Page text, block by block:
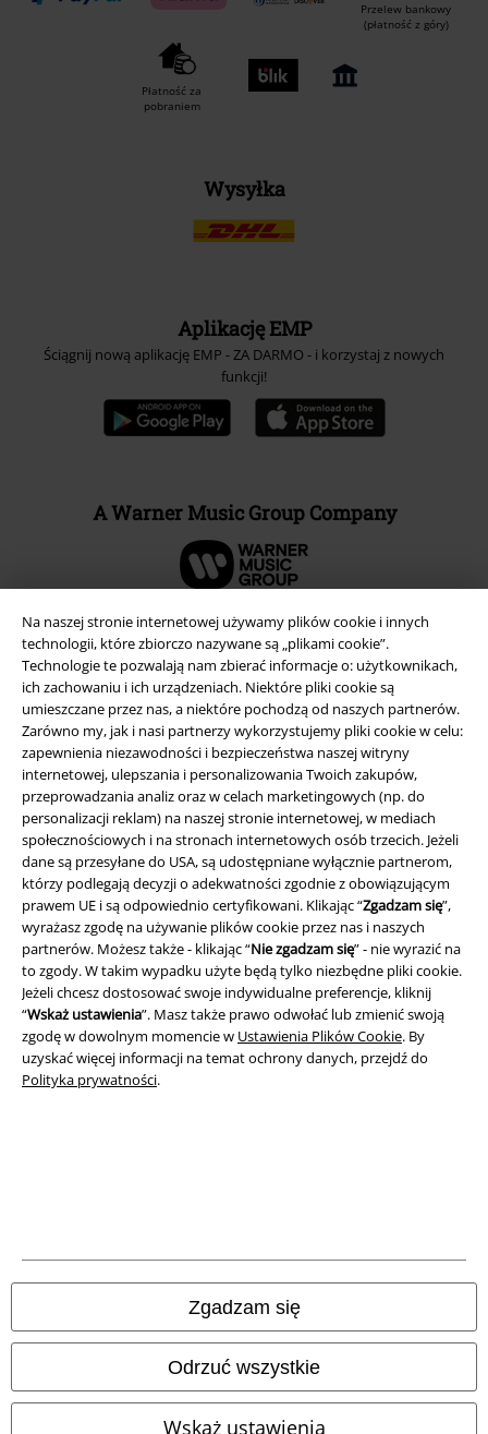
Na naszej stronie internetowej używamy plików cookie i innych
technologii, które zbiorczo nazywane są „plikami cookie”.
Technologie te pozwalają nam zbierać informacje o: użytkownikach,
ich zachowaniu i ich urządzeniach. Niektóre pliki cookie są
umieszczane przez nas, a niektóre pochodzą od naszych partnerów.
Zarówno my, jak i nasi partnerzy wykorzystujemy pliki cookie w celu:
zapewnienia niezawodności i bezpieczeństwa naszej witryny
internetowej, ulepszania i personalizowania Twoich zakupów,
przeprowadzania analiz oraz w celach marketingowych (np. do
personalizacji reklam) na naszej stronie internetowej, w mediach
społecznościowych i na stronach internetowych osób trzecich. Jeżeli
dane są przesyłane do USA, są udostępniane wyłącznie partnerom,
którzy podlegają decyzji o adekwatności zgodnie z obowiązującym
prawem UE i są odpowiednio certyfikowani. Klikając “Zgadzam się”,
wyrażasz zgodę na używanie plików cookie przez nas i naszych
partnerów. Możesz także - klikając “Nie zgadzam się” - nie wyrazić na
to zgody. W takim wypadku użyte będą tylko niezbędne pliki cookie.
Jeżeli chcesz dostosować swoje indywidualne preferencje, kliknij
“Wskaż ustawienia”. Masz także prawo odwołać lub zmienić swoją
zgodę w dowolnym momencie w Ustawienia Plików Cookie. By
uzyskać więcej informacji na temat ochrony danych, przejdź do
Polityka prywatności.
Zgadzam się
Odrzuć wszystkie
Wskaż ustawienia
Przelew bankowy
(płatność z góry)
Płatność za
pobraniem
Wysyłka
Aplikację EMP
Ściągnij nową aplikację EMP - ZA DARMO - i korzystaj z nowych
funkcji!
A Warner Music Group Company
Informacje prawne
Regulamin
Dane firmy
Polityka prywatności
Unieszkodliwianie odpadów i ochrona środowiska
Deklaracja Zgodności
Wszystkie ceny zawierają podatek VAT. Nie zawierająkosztów
wysyłki.
© 1986-2026 E.M.P. Merchandising HGmbH
Sklepy internetowe EMP